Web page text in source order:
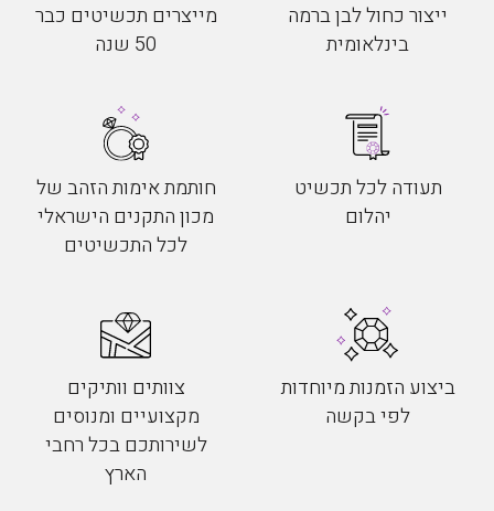
ייצור כחול לבן ברמה
בינלאומית
מייצרים תכשיטים כבר
50 שנה
תעודה לכל תכשיט
יהלום
חותמת אימות הזהב של
מכון התקנים הישראלי
לכל התכשיטים
ביצוע הזמנות מיוחדות
לפי בקשה
צוותים וותיקים
מקצועיים ומנוסים
לשירותכם בכל רחבי
הארץ